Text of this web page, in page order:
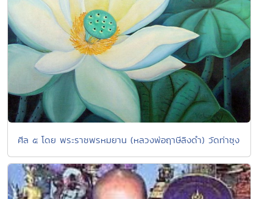
ศีล ๕ โดย พระราชพรหมยาน (หลวงพ่อฤาษีลิงดำ) วัดท่าซุง